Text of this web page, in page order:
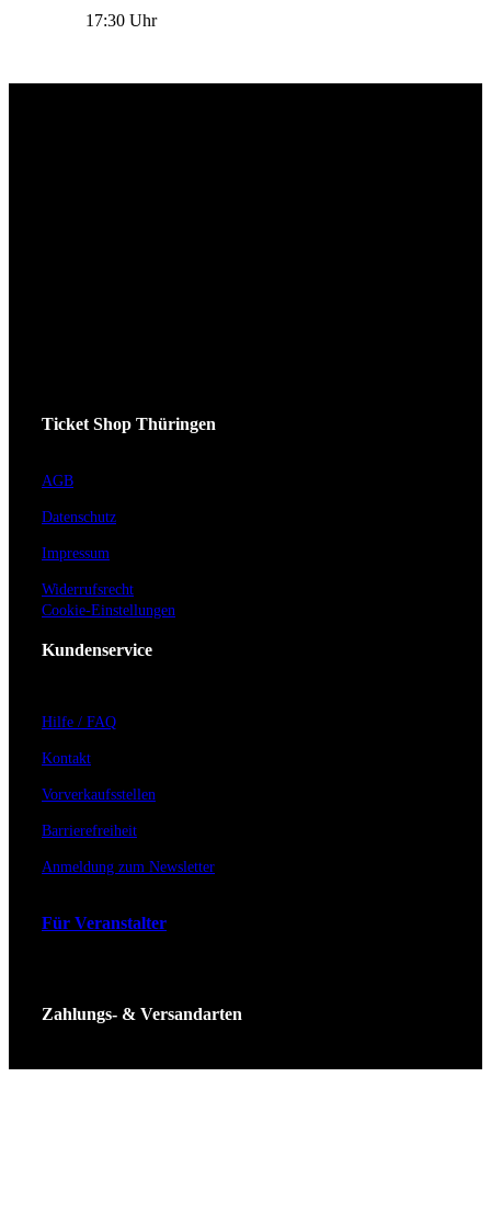
17:30 Uhr
Ticket Shop Thüringen
AGB
Datenschutz
Impressum
Widerrufsrecht
Cookie-Einstellungen
Kundenservice
Hilfe / FAQ
Kontakt
Vorverkaufsstellen
Barrierefreiheit
Anmeldung zum Newsletter
Für Veranstalter
Zahlungs- & Versandarten